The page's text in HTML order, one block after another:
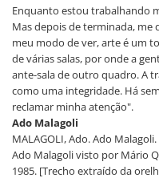
Enquanto estou trabalhando
Mas depois de terminada, me
meu modo de ver, arte é um
de várias salas, por onde a
ante-sala de outro quadro. A
como uma integridade. Há
reclamar minha atenção".
Ado Malagoli
MALAGOLI, Ado. Ado
Ado Malagoli visto por Mário
1985. [Trecho extraído da